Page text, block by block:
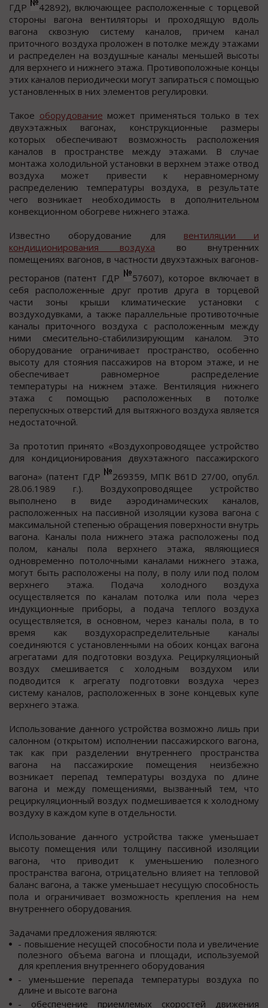
ГДР
42892), включающее расположенные с торцевой
стороны вагона вентиляторы и проходящую вдоль
вагона сквозную систему каналов, причем канал
приточного воздуха проложен в потолке между этажами
и распределен на воздушные каналы меньшей высоты
для верхнего и нижнего этажа. Противоположные концы
этих каналов периодически могут запираться с помощью
установленных в них элементов регулировки.
Такое оборудование может применяться только в тех
двухэтажных вагонах, конструкционные размеры
которых обеспечивают возможность расположения
каналов в пространстве между этажами. В случае
монтажа холодильной установки в верхнем этаже отвод
воздуха может привести к неравномерному
распределению температуры воздуха, в результате
чего возникает необходимость в дополнительном
конвекционном обогреве нижнего этажа.
Известно оборудование для вентиляции и
кондиционирования воздуха во внутренних
помещениях вагонов, в частности двухэтажных вагонов-
ресторанов (патент ГДР
57607), которое включает в
себя расположенные друг против друга в торцевой
части зоны крыши климатические установки с
воздуходувками, а также параллельные противоточные
каналы приточного воздуха с расположенным между
ними смесительно-стабилизирующим каналом. Это
оборудование ограничивает пространство, особенно
высоту для стояния пассажиров на втором этаже, и не
обеспечивает равномерное распределение
температуры на нижнем этаже. Вентиляция нижнего
этажа с помощью расположенных в потолке
перепускных отверстий для вытяжного воздуха является
недостаточной.
За прототип принято «Воздухопроводящее устройство
для кондиционирования двухэтажного пассажирского
вагона» (патент ГДР
269359, МПК B61D 27/00, опубл.
28.06.1989 г.). Воздухопроводящее устройство
выполнено в виде аэродинамических каналов,
расположенных на пассивной изоляции кузова вагона с
максимальной степенью обращения поверхности внутрь
вагона. Каналы пола нижнего этажа расположены под
полом, каналы пола верхнего этажа, являющиеся
одновременно потолочными каналами нижнего этажа,
могут быть расположены на полу, в полу или под полом
верхнего этажа. Подача холодного воздуха
осуществляется по каналам потолка или пола через
индукционные приборы, а подача теплого воздуха
осуществляется, в основном, через каналы пола, в то
время как воздухораспределительные каналы
соединяются с установленными на обоих концах вагона
агрегатами для подготовки воздуха. Рециркуляционый
воздух смешивается с холодным воздухом или
подводится к агрегату подготовки воздуха через
систему каналов, расположенных в зоне концевых купе
верхнего этажа.
Использование данного устройства возможно лишь при
салонном (открытом) исполнении пассажирского вагона,
так как при разделении внутреннего пространства
вагона на пассажирские помещения неизбежно
возникает перепад температуры воздуха по длине
вагона и между помещениями, вызванный тем, что
рециркуляционный воздух подмешивается к холодному
воздуху в каждом купе в отдельности.
Использование данного устройства также уменьшает
высоту помещения или толщину пассивной изоляции
вагона, что приводит к уменьшению полезного
пространства вагона, отрицательно влияет на тепловой
баланс вагона, а также уменьшает несущую способность
пола и ограничивает возможность крепления на нем
внутреннего оборудования.
Задачами предложения являются:
- повышение несущей способности пола и увеличение
полезного объема вагона и площади, используемой
для крепления внутреннего оборудования
- уменьшение перепада температуры воздуха по
длине и высоте вагона
- обеспечение приемлемых скоростей движения